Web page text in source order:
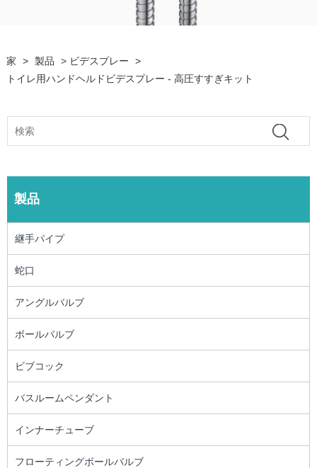
家 > 製品 > ビデスプレー
>
トイレ用ハンドヘルドビデスプレー - 高圧すすぎキット
製品
継手パイプ
蛇口
アングルバルブ
ボールバルブ
ビブコック
バスルームペンダント
インナーチューブ
フローティングボールバルブ